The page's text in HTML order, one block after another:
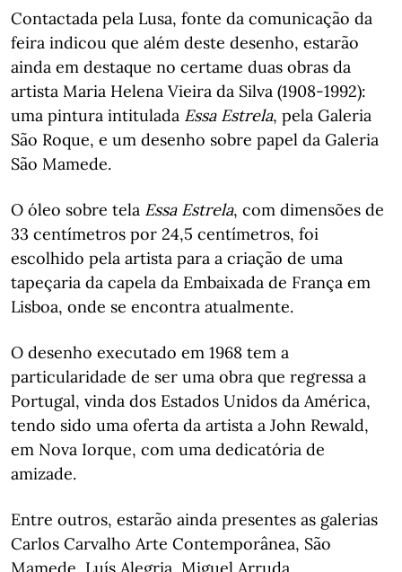
Contactada pela Lusa, fonte da comunicação da
feira indicou que além deste desenho, estarão
ainda em destaque no certame duas obras da
artista Maria Helena Vieira da Silva (1908-1992):
uma pintura intitulada Essa Estrela, pela Galeria
São Roque, e um desenho sobre papel da Galeria
São Mamede.
O óleo sobre tela Essa Estrela, com dimensões de
33 centímetros por 24,5 centímetros, foi
escolhido pela artista para a criação de uma
tapeçaria da capela da Embaixada de França em
Lisboa, onde se encontra atualmente.
O desenho executado em 1968 tem a
particularidade de ser uma obra que regressa a
Portugal, vinda dos Estados Unidos da América,
tendo sido uma oferta da artista a John Rewald,
em Nova Iorque, com uma dedicatória de
amizade.
Entre outros, estarão ainda presentes as galerias
Carlos Carvalho Arte Contemporânea, São
Mamede, Luís Alegria, Miguel Arruda